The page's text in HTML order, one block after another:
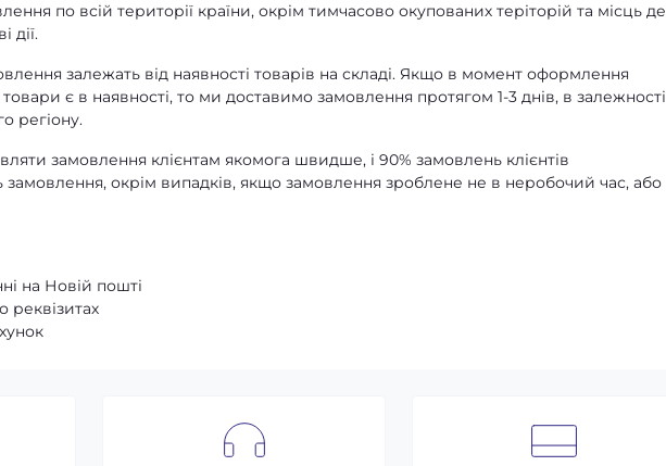
по всій території країни, окрім тимчасово окупованих теріторій та місць де
дії.
залежать від наявності товарів на складі. Якщо в момент оформлення
є в наявності, то ми доставимо замовлення протягом 1-3 днів, в залежності
регіону.
замовлення клієнтам якомога швидше, і 90% замовлень клієнтів
замовлення, окрім випадків, якщо замовлення зроблене не в неробочий час, або
на Новій пошті
реквізитах